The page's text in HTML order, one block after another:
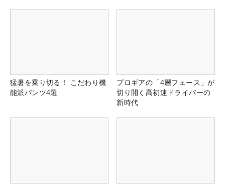
猛暑を乗り切る！ こだわり機
能派パンツ4選
プロギアの「4層フェース」が
切り開く高初速ドライバーの
新時代